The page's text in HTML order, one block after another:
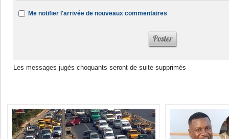
Me notifier l'arrivée de nouveaux commentaires
Les messages jugés choquants seront de suite supprimés